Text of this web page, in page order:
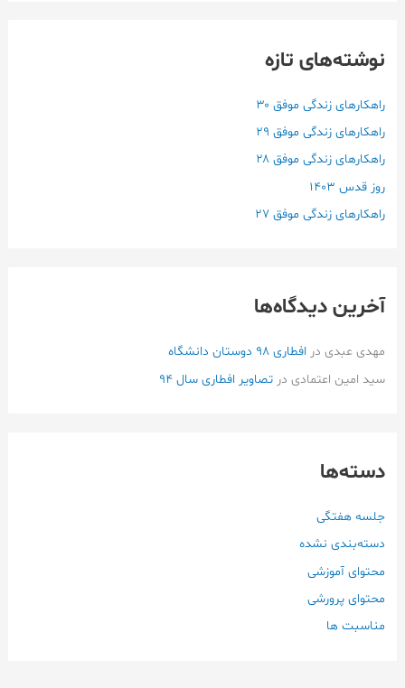
و
ر
ا
ی
نوشته‌های تازه
راهکارهای زندگی موفق ۳۰
راهکارهای زندگی موفق ۲۹
راهکارهای زندگی موفق ۲۸
روز قدس ۱۴۰3
راهکارهای زندگی موفق ۲۷
آخرین دیدگاه‌ها
مهدی عبدی در افطاری ۹۸ دوستان دانشگاه
سید امین اعتمادی درتصاویر افطاری سال 94
دسته‌ها
جلسه هفتگی
دسته‌بندی نشده
محتوای آموزشی
محتوای پرورشی
مناسبت ها